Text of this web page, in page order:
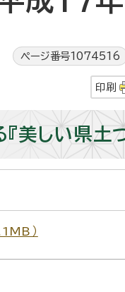
ページ番号1074516
印刷
美しい県土
）